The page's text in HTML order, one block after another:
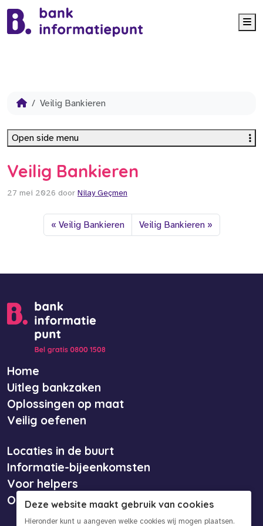
Veilig Bankieren
Veilig Bankieren
27 mei 2026 door Nilay Geçmen
Veilig Bankieren Veilig Bankieren
Open side menu
Home
Uitleg bankzaken
Oplossingen op maat
Veilig oefenen
Locaties in de buurt
Informatie-bijeenkomsten
Voor helpers
Over ons
Deze website maakt gebruik van cookies
Hieronder kunt u aangeven welke cookies wij mogen plaatsen.